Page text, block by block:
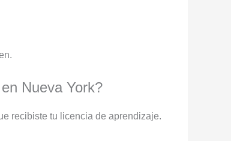
Nueva York?
recibiste tu licencia de aprendizaje.